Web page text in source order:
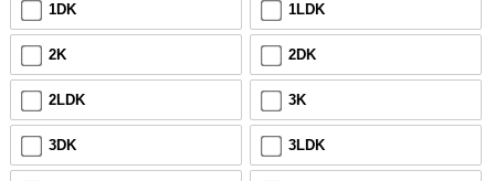
1DK 1LDK
2K 2DK
2LDK 3K
3DK 3LDK